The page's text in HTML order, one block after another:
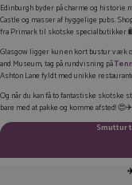
Edinburgh byder på charme og historie
Castle og masser af hyggelige pubs.
fra Primark til skotske specialbutikker
Glasgow ligger kun en kort bustur væk
and Museum, tag på rundvisning på
Ashton Lane fyldt med unikke
Og når du kan få to fantastiske skotske
bare med at pakke og komme afsted! 😍✈️
Smuttur